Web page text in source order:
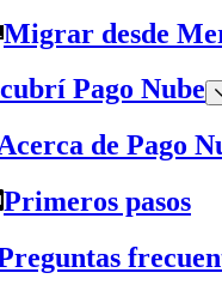
Migrar desde
Pago Nube
de Pago
Primeros pasos